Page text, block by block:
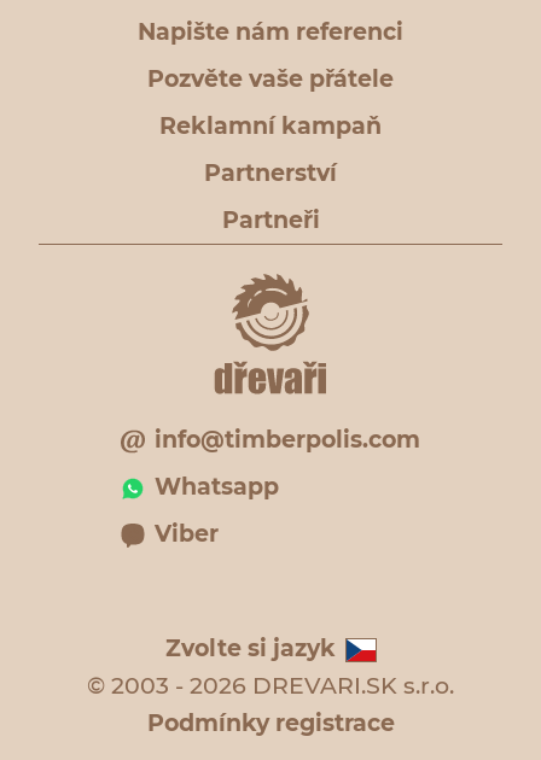
Napište nám referenci
Pozvěte vaše přátele
Reklamní kampaň
Partnerství
Partneři
info@timberpolis.com
Whatsapp
Viber
Zvolte si jazyk
© 2003 - 2026 DREVARI.SK s.r.o.
Podmínky registrace